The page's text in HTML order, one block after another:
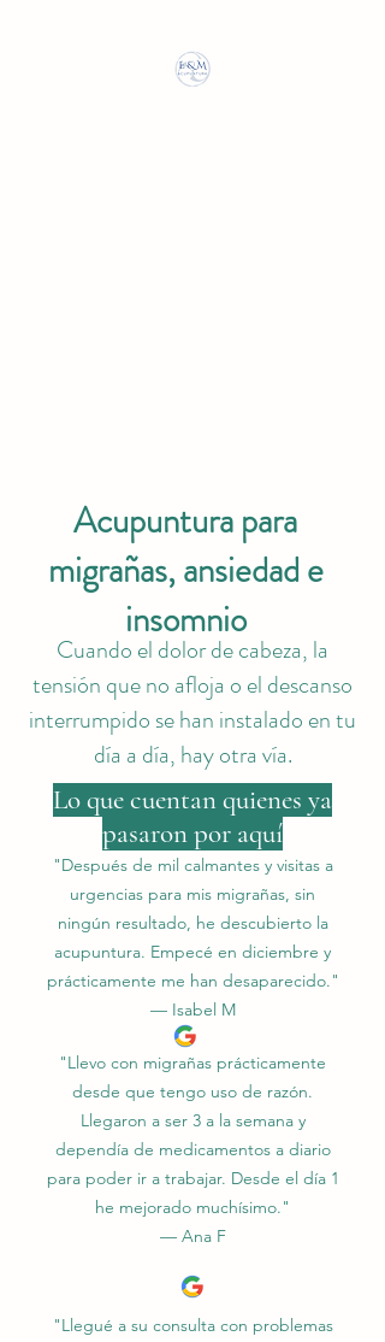
Cuando el dolor de cabeza, la
tensión que no afloja o el descanso
interrumpido se han instalado en tu
día a día, hay otra vía.
Acupuntura para
migrañas, ansiedad e
insomnio
Lo que cuentan quienes ya
pasaron por aquí
"Después de mil calmantes y visitas a
urgencias para mis migrañas, sin
ningún resultado, he descubierto la
acupuntura. Empecé en diciembre y
prácticamente me han desaparecido."
— Isabel M
"Llevo con migrañas prácticamente
desde que tengo uso de razón.
Llegaron a ser 3 a la semana y
dependía de medicamentos a diario
para poder ir a trabajar. Desde el día 1
he mejorado muchísimo."
— Ana F
"Llegué a su consulta con problemas